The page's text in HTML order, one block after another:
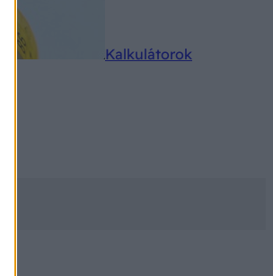
Kalkulátorok